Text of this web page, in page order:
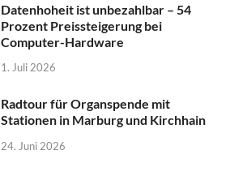
Datenhoheit ist unbezahlbar – 54
Prozent Preissteigerung bei
Computer-Hardware
1. Juli 2026
Radtour für Organspende mit
Stationen in Marburg und Kirchhain
24. Juni 2026